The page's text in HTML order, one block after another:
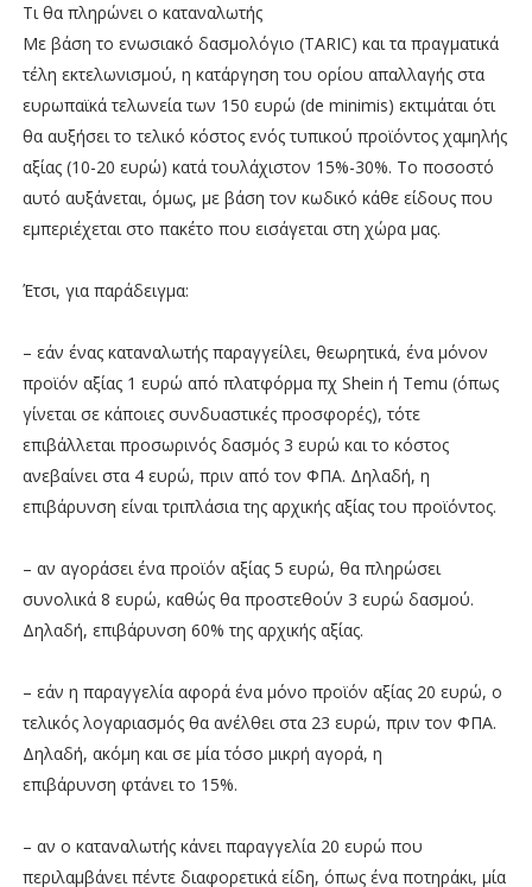
Τι θα πληρώνει ο καταναλωτής
Με βάση το ενωσιακό δασμολόγιο (TARIC) και τα πραγματικά
τέλη εκτελωνισμού, η κατάργηση του ορίου απαλλαγής στα
ευρωπαϊκά τελωνεία των 150 ευρώ (de minimis) εκτιμάται ότι
θα αυξήσει το τελικό κόστος ενός τυπικού προϊόντος χαμηλής
αξίας (10-20 ευρώ) κατά τουλάχιστον 15%-30%. Το ποσοστό
αυτό αυξάνεται, όμως, με βάση τον κωδικό κάθε είδους που
εμπεριέχεται στο πακέτο που εισάγεται στη χώρα μας.
Έτσι, για παράδειγμα:
– εάν ένας καταναλωτής παραγγείλει, θεωρητικά, ένα μόνον
προϊόν αξίας 1 ευρώ από πλατφόρμα πχ Shein ή Temu (όπως
γίνεται σε κάποιες συνδυαστικές προσφορές), τότε
επιβάλλεται προσωρινός δασμός 3 ευρώ και το κόστος
ανεβαίνει στα 4 ευρώ, πριν από τον ΦΠΑ. Δηλαδή, η
επιβάρυνση είναι τριπλάσια της αρχικής αξίας του προϊόντος.
– αν αγοράσει ένα προϊόν αξίας 5 ευρώ, θα πληρώσει
συνολικά 8 ευρώ, καθώς θα προστεθούν 3 ευρώ δασμού.
Δηλαδή, επιβάρυνση 60% της αρχικής αξίας.
– εάν η παραγγελία αφορά ένα μόνο προϊόν αξίας 20 ευρώ, ο
τελικός λογαριασμός θα ανέλθει στα 23 ευρώ, πριν τον ΦΠΑ.
Δηλαδή, ακόμη και σε μία τόσο μικρή αγορά, η
επιβάρυνση φτάνει το 15%.
– αν ο καταναλωτής κάνει παραγγελία 20 ευρώ που
περιλαμβάνει πέντε διαφορετικά είδη, όπως ένα ποτηράκι, μία